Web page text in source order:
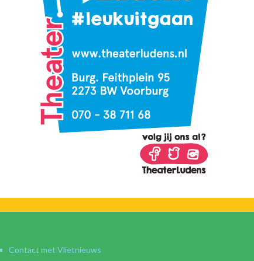
Contact met Vlietnieuws